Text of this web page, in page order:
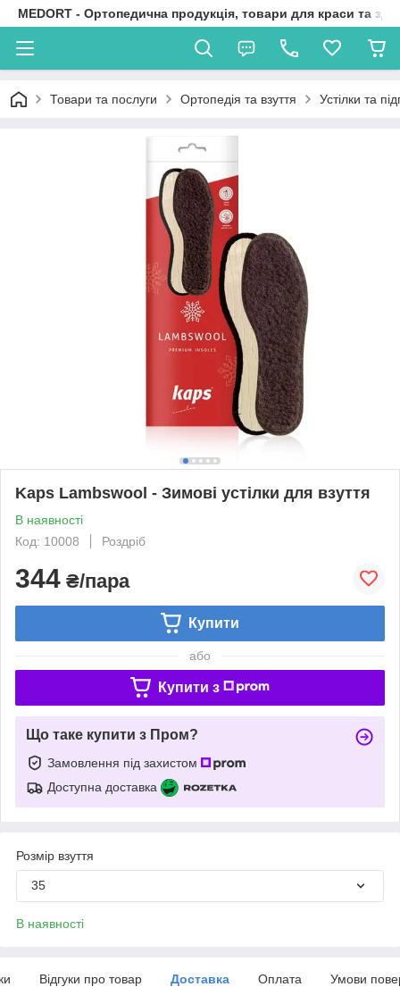
MEDORT - Ортопедична продукція, товари для краси та
Товари та послуги Ортопедія та взуття Устілки та
Kaps Lambswool - Зимові устілки для взуття
В наявності
Код: 10008
Роздріб
344 ₴/пара
Купити
або
Купити з
Що таке купити з Пром?
Замовлення під захистом
Доступна доставка
Розмір взуття
35
В наявності
Відгуки про товар Доставка Оплата Умови